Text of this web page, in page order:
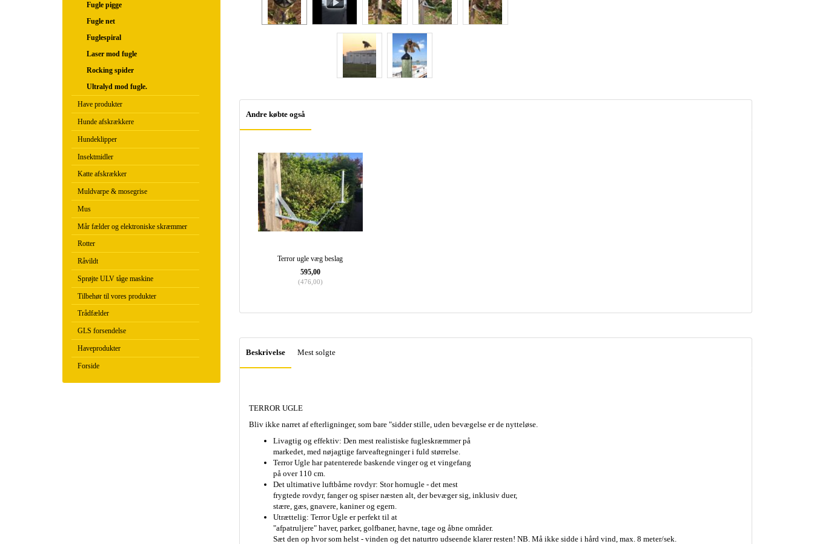
Fugle pigge
Fugle net
Fuglespiral
Laser mod fugle
Rocking spider
Ultralyd mod fugle.
Have produkter
Hunde afskrækkere
Hundeklipper
Insektmidler
Katte afskrækker
Muldvarpe & mosegrise
Mus
Mår fælder og elektroniske skræmmer
Rotter
Råvildt
Sprøjte ULV tåge maskine
Tilbehør til vores produkter
Trådfælder
GLS forsendelse
Haveprodukter
Forside
Andre købte også
Terror ugle væg beslag
595,00
(476,00)
Beskrivelse Mest solgte
TERROR UGLE
Bliv ikke narret af efterligninger, som bare "sidder stille, uden bevægelse er de nytteløse.
Livagtig og effektiv: Den mest realistiske fugleskræmmer på
markedet, med nøjagtige farveaftegninger i fuld størrelse.
Terror Ugle har patenterede baskende vinger og et vingefang
på over 110 cm.
Det ultimative luftbårne rovdyr: Stor hornugle - det mest
frygtede rovdyr, fanger og spiser næsten alt, der bevæger sig, inklusiv duer,
stære, gæs, gnavere, kaniner og egern.
Utrættelig: Terror Ugle er perfekt til at
"afpatruljere" haver, parker, golfbaner, havne, tage og åbne områder.
Sæt den op hvor som helst - vinden og det naturtro udseende klarer resten! NB. Må ikke sidde i hård vind, max. 8 meter/sek.